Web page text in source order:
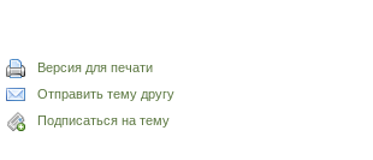
Версия для печати
Отправить тему другу
Подписаться на тему